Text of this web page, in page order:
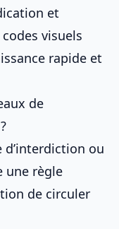
et
visuels
rapide et
de
d’interdiction ou
une règle
de circuler